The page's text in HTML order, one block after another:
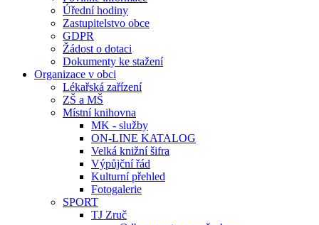
Úřední hodiny
Zastupitelstvo obce
GDPR
Žádost o dotaci
Dokumenty ke stažení
Organizace v obci
Lékařská zařízení
ZŠ a MŠ
Místní knihovna
MK - služby
ON-LINE KATALOG
Velká knižní šifra
Výpůjční řád
Kulturní přehled
Fotogalerie
SPORT
TJ Zruč